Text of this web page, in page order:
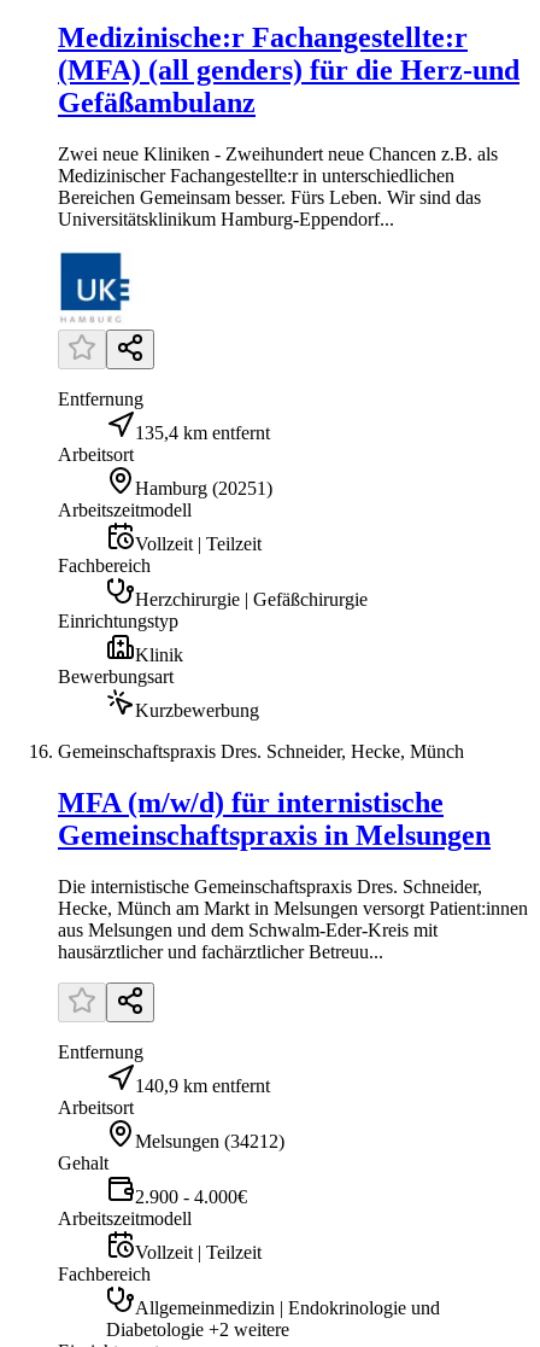
Medizinische:r Fachangestellte:r
(MFA) (all genders) für die Herz-und
Gefäßambulanz
Zwei neue Kliniken - Zweihundert neue Chancen z.B. als
Medizinischer Fachangestellte:r in unterschiedlichen
Bereichen Gemeinsam besser. Fürs Leben. Wir sind das
Universitätsklinikum Hamburg-Eppendorf...
Entfernung
135,4 km entfernt
Arbeitsort
Hamburg (20251)
Arbeitszeitmodell
Vollzeit | Teilzeit
Fachbereich
Herzchirurgie | Gefäßchirurgie
Einrichtungstyp
Klinik
Bewerbungsart
Kurzbewerbung
Gemeinschaftspraxis Dres. Schneider, Hecke, Münch
MFA (m/w/d) für internistische
Gemeinschaftspraxis in Melsungen
Die internistische Gemeinschaftspraxis Dres. Schneider,
Hecke, Münch am Markt in Melsungen versorgt Patient:innen
aus Melsungen und dem Schwalm-Eder-Kreis mit
hausärztlicher und fachärztlicher Betreuu...
Entfernung
140,9 km entfernt
Arbeitsort
Melsungen (34212)
Gehalt
2.900 - 4.000€
Arbeitszeitmodell
Vollzeit | Teilzeit
Fachbereich
Allgemeinmedizin | Endokrinologie und
Diabetologie +2 weitere